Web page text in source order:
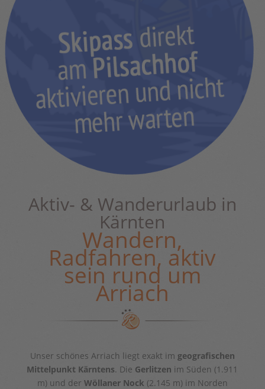
Aktiv- & Wanderurlaub in
Kärnten
Wandern,
Radfahren, aktiv
sein rund um
Arriach
Unser schönes Arriach liegt exakt im geografischen
Mittelpunkt Kärntens. Die Gerlitzen im Süden (1.911
m) und der Wöllaner Nock (2.145 m) im Norden